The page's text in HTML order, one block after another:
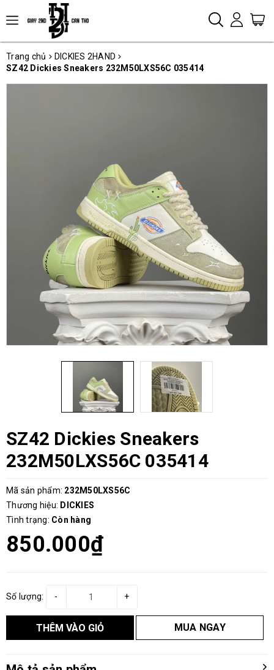
Trang chủ
DICKIES 2HAND
SZ42 Dickies Sneakers 232M50LXS56C 035414
SZ42 Dickies Sneakers
232M50LXS56C 035414
Mã sản phẩm: 232M50LXS56C
Thương hiệu: DICKIES
Tình trạng: Còn hàng
850.000₫
Số lượng: +
-
THÊM VÀO GIỎ MUA NGAY